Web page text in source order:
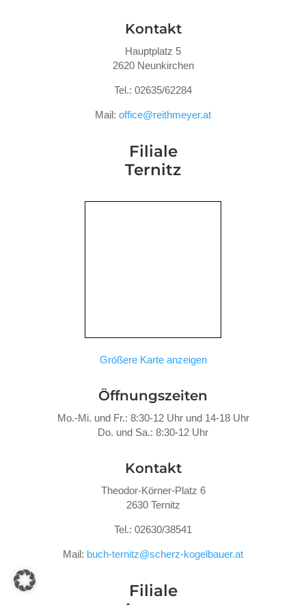
Kontakt
Hauptplatz 5
2620 Neunkirchen
Tel.: 02635/62284
Mail: office@reithmeyer.at
Filiale
Ternitz
Größere Karte anzeigen
Öffnungszeiten
Mo.-Mi. und Fr.: 8:30-12 Uhr und 14-18 Uhr
Do. und Sa.: 8:30-12 Uhr
Kontakt
Theodor-Körner-Platz 6
2630 Ternitz
Tel.: 02630/38541
Mail: buch-ternitz@scherz-kogelbauer.at
Filiale